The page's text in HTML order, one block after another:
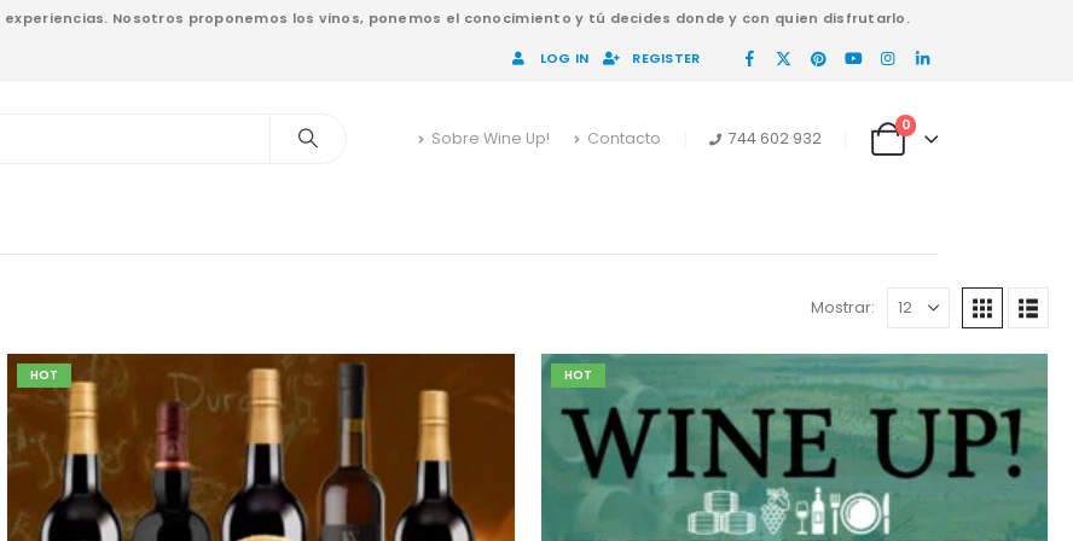
experiencias. Nosotros proponemos los vinos, ponemos el conocimiento y tú decides donde y con quien disfrutarlo.
LOG IN REGISTER
Sobre Wine Up! Contacto 744 602 932
0
Mostrar:
HOT HOT